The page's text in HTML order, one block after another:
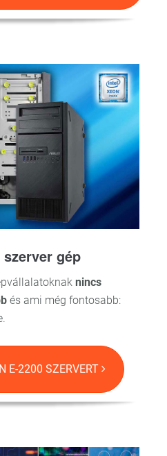
szerver gép
nincs
és ami még fontosabb:
E-2200 SZERVERT